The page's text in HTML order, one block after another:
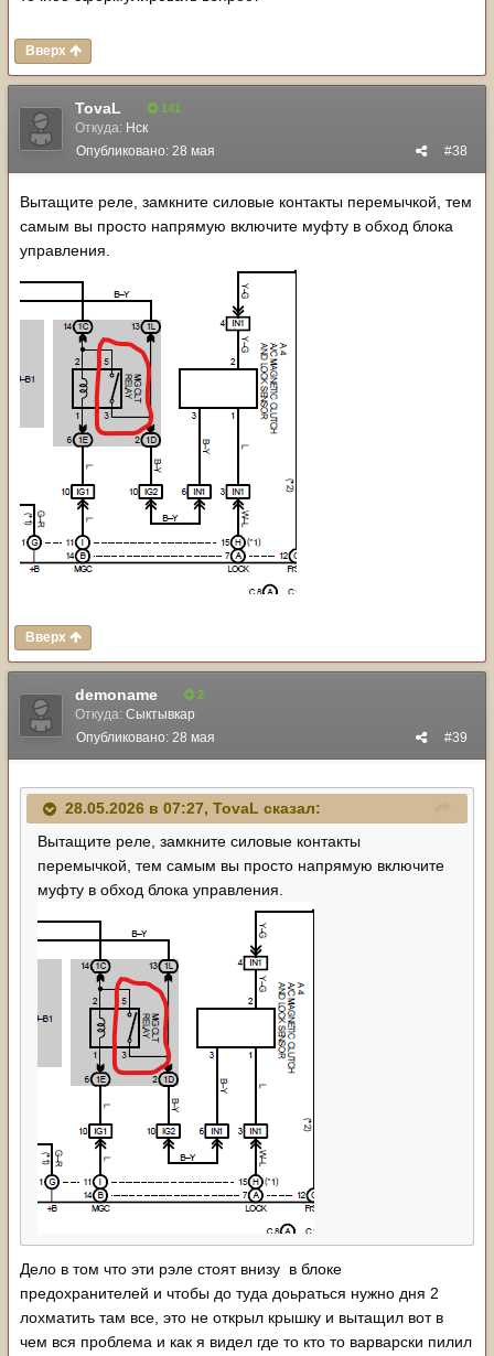
Вверх
TovaL 141
Откуда: Нск
#38
Опубликовано: 28 мая
Вытащите реле, замкните силовые контакты перемычкой, тем
самым вы просто напрямую включите муфту в обход блока
управления.
Вверх
demoname 2
Откуда: Сыктывкар
#39
Опубликовано: 28 мая
28.05.2026 в 07:27, TovaL сказал:
Вытащите реле, замкните силовые контакты
перемычкой, тем самым вы просто напрямую включите
муфту в обход блока управления.
Дело в том что эти рэле стоят внизу в блоке
предохранителей и чтобы до туда доьраться нужно дня 2
лохматить там все, это не открыл крышку и вытащил вот в
чем вся проблема и как я видел где то кто то варварски пилил